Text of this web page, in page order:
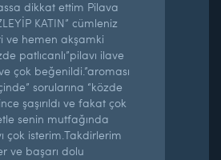
dikkat ettim Pilava
KATIN” cümleniz
ve hemen akşamki
patlıcanlı”pilavı ilave
çok beğenildi.”aroması
sorularına “közde
şaşırıldı ve fakat çok
senin mutfağında
çok isterim.Takdirlerim
ve başarı dolu